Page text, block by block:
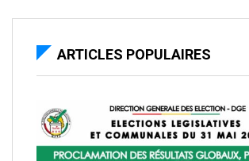
ARTICLES POPULAIRES